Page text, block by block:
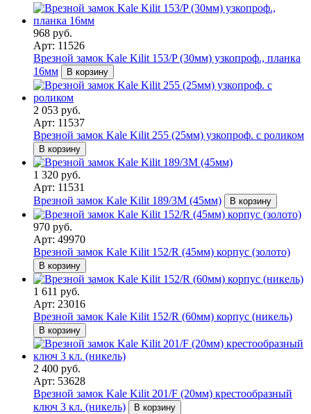
968 руб.
Арт: 11526
Врезной замок Kale Kilit 153/P (30мм) узкопроф., планка
16мм
В корзину
2 053 руб.
Арт: 11537
Врезной замок Kale Kilit 255 (25мм) узкопроф. с роликом
В корзину
1 320 руб.
Арт: 11531
Врезной замок Kale Kilit 189/3M (45мм)
В корзину
970 руб.
Арт: 49970
Врезной замок Kale Kilit 152/R (45мм) корпус (золото)
В корзину
1 611 руб.
Арт: 23016
Врезной замок Kale Kilit 152/R (60мм) корпус (никель)
В корзину
2 400 руб.
Арт: 53628
Врезной замок Kale Kilit 201/F (20мм) крестообразный
ключ 3 кл. (никель)
В корзину